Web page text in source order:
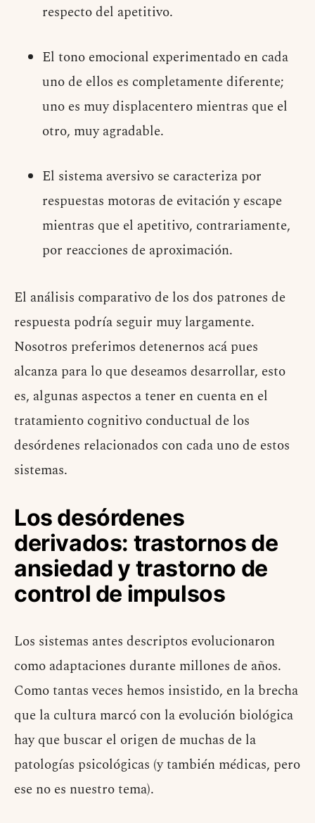
respecto del apetitivo.
El tono emocional experimentado en cada
uno de ellos es completamente diferente;
uno es muy displacentero mientras que el
otro, muy agradable.
El sistema aversivo se caracteriza por
respuestas motoras de evitación y escape
mientras que el apetitivo, contrariamente,
por reacciones de aproximación.
El análisis comparativo de los dos patrones de
respuesta podría seguir muy largamente.
Nosotros preferimos detenernos acá pues
alcanza para lo que deseamos desarrollar, esto
es, algunas aspectos a tener en cuenta en el
tratamiento cognitivo conductual de los
desórdenes relacionados con cada uno de estos
sistemas.
Los desórdenes
derivados: trastornos de
ansiedad y trastorno de
control de impulsos
Los sistemas antes descriptos evolucionaron
como adaptaciones durante millones de años.
Como tantas veces hemos insistido, en la brecha
que la cultura marcó con la evolución biológica
hay que buscar el origen de muchas de la
patologías psicológicas (y también médicas, pero
ese no es nuestro tema).